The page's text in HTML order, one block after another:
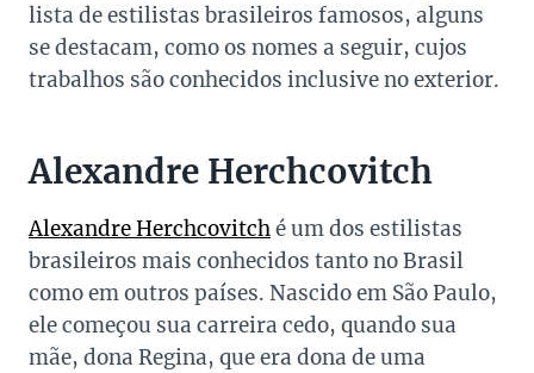
lista de estilistas brasileiros famosos, alguns
se destacam, como os nomes a seguir, cujos
trabalhos são conhecidos inclusive no exterior.
Alexandre Herchcovitch
Alexandre Herchcovitché um dos estilistas
brasileiros mais conhecidos tanto no Brasil
como em outros países. Nascido em São Paulo,
ele começou sua carreira cedo, quando sua
mãe, dona Regina, que era dona de uma